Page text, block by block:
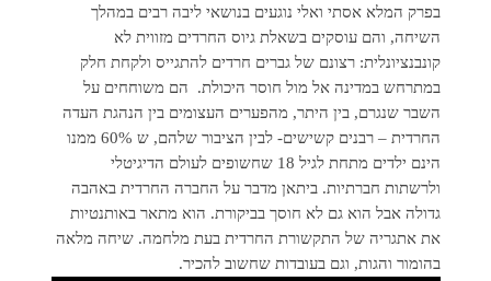
בפרק המלא אסתי ואלי נוגעים בנושאי ליבה רבים במהלך
השיחה, והם עוסקים בשאלת גיוס החרדים מזווית לא
קונבנציונלית: רצונם של גברים חרדים להתגייס ולקחת חלק
במתרחש במדינה אל מול חוסר היכולת. הם משוחחים על
השבר שנגרם, בין היתר, מהפערים העצומים בין הנהגת העדה
החרדית – רבנים קשישים- לבין הציבור שלהם, ש 60% ממנו
הינם ילדים מתחת לגיל 18 שחשופים לעולם הדיגיטלי
ולרשתות חברתיות. ביתאן מדבר על החברה החרדית באהבה
גדולה אבל הוא גם לא חוסך בביקורת. הוא מתאר באותנטיות
את אתגריה של התקשורת החרדית בעת מלחמה. שיחה מלאה
בהומור והגות, וגם בעובדות שחשוב להכיר.